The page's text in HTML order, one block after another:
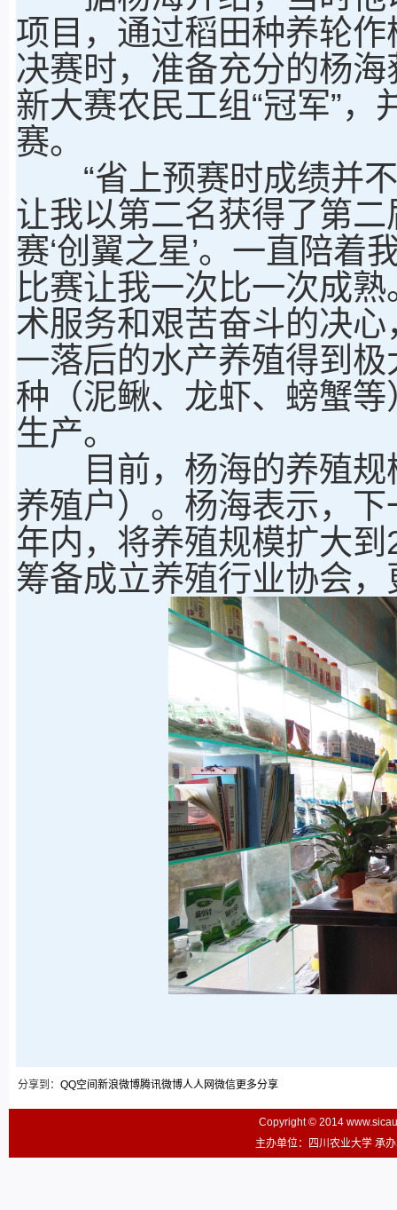
项目，通过稻田种养轮
决赛时，准备充分的杨海
新大赛农民工组“冠军”
赛。
“省上预赛时成绩并不
让我以第二名获得了第二
赛‘创翼之星’。一直陪着
比赛让我一次比一次成
术服务和艰苦奋斗的决
一落后的水产养殖得到
种（泥鳅、龙虾、螃蟹
生产。
目前，杨海的养殖规
养殖户）。杨海表示，
年内，将养殖规模扩大
筹备成立养殖行业协会
分享到： QQ空间 新浪微博腾讯微博人人网微信更多分享
Copyright © 2014
主办单位：四川农业大学 承